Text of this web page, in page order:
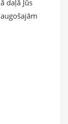
daļā Jūs